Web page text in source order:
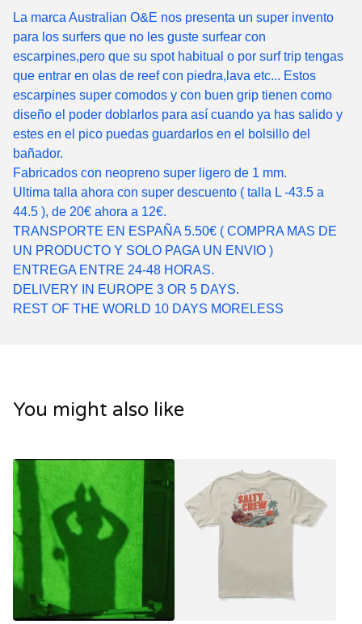
La marca Australian O&E nos presenta un super invento
para los surfers que no les guste surfear con
escarpines,pero que su spot habitual o por surf trip tengas
que entrar en olas de reef con piedra,lava etc... Estos
escarpines super comodos y con buen grip tienen como
diseño el poder doblarlos para así cuando ya has salido y
estes en el pico puedas guardarlos en el bolsillo del
bañador.
Fabricados con neopreno super ligero de 1 mm.
Ultima talla ahora con super descuento ( talla L -43.5 a
44.5 ), de 20€ ahora a 12€.
TRANSPORTE EN ESPAÑA 5.50€ ( COMPRA MAS DE
UN PRODUCTO Y SOLO PAGA UN ENVIO )
ENTREGA ENTRE 24-48 HORAS.
DELIVERY IN EUROPE 3 OR 5 DAYS.
REST OF THE WORLD 10 DAYS MORELESS
You might also like